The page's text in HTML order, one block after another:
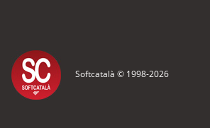
Softcatalà © 1998-2026